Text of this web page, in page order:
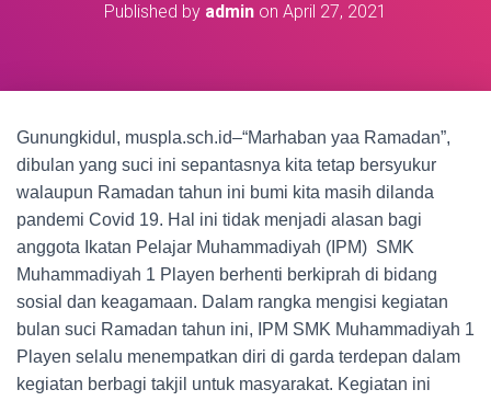
Published by admin on April 27, 2021
Gunungkidul, muspla.sch.id–“Marhaban yaa Ramadan”,
dibulan yang suci ini sepantasnya kita tetap bersyukur
walaupun Ramadan tahun ini bumi kita masih dilanda
pandemi Covid 19. Hal ini tidak menjadi alasan bagi
anggota Ikatan Pelajar Muhammadiyah (IPM) SMK
Muhammadiyah 1 Playen berhenti berkiprah di bidang
sosial dan keagamaan. Dalam rangka mengisi kegiatan
bulan suci Ramadan tahun ini, IPM SMK Muhammadiyah 1
Playen selalu menempatkan diri di garda terdepan dalam
kegiatan berbagi takjil untuk masyarakat. Kegiatan ini